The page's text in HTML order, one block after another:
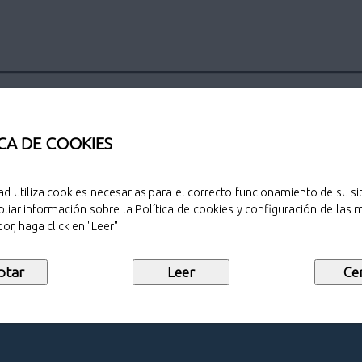
DE COOKIES
utiliza cookies necesarias para el correcto funcionamiento de su
información sobre la Política de cookies y configuración de las
haga click en "Leer"
Sello de